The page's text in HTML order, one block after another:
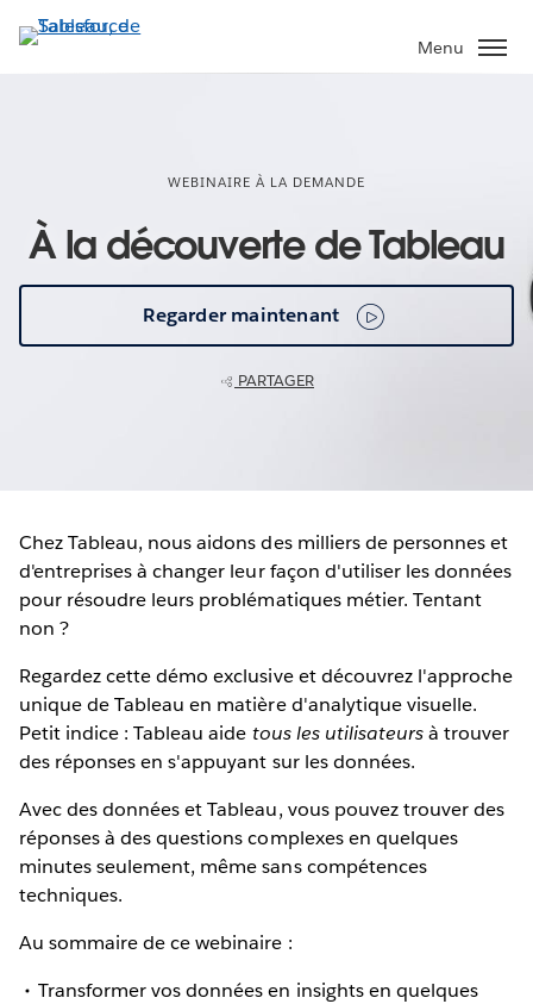
Aller
au
Menu
WEBINAIRE À LA DEMANDE
À la découverte de Tableau
Regarder maintenant
PARTAGER
Chez Tableau, nous aidons des milliers de personnes et
d'entreprises à changer leur façon d'utiliser les données
pour résoudre leurs problématiques métier. Tentant
non ?
Regardez cette démo exclusive et découvrez l'approche
unique de Tableau en matière d'analytique visuelle.
Petit indice : Tableau aide tous les utilisateursà trouver
des réponses en s'appuyant sur les données.
Avec des données et Tableau, vous pouvez trouver des
réponses à des questions complexes en quelques
minutes seulement, même sans compétences
techniques.
Au sommaire de ce webinaire :
Transformer vos données en insights en quelques